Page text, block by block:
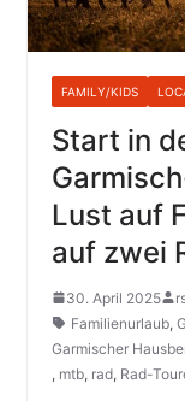
FAMILY/KIDS
Start in
Lust auf
auf zwei
30. April 2025
Familienurlaub,
Garmischer
, mtb, rad, Rad-